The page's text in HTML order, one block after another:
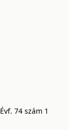
Évf. 74 szám 1